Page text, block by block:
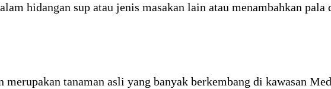
hidangan sup atau jenis masakan lain atau menambahkan pala
tanaman asli yang banyak berkembang di kawasan